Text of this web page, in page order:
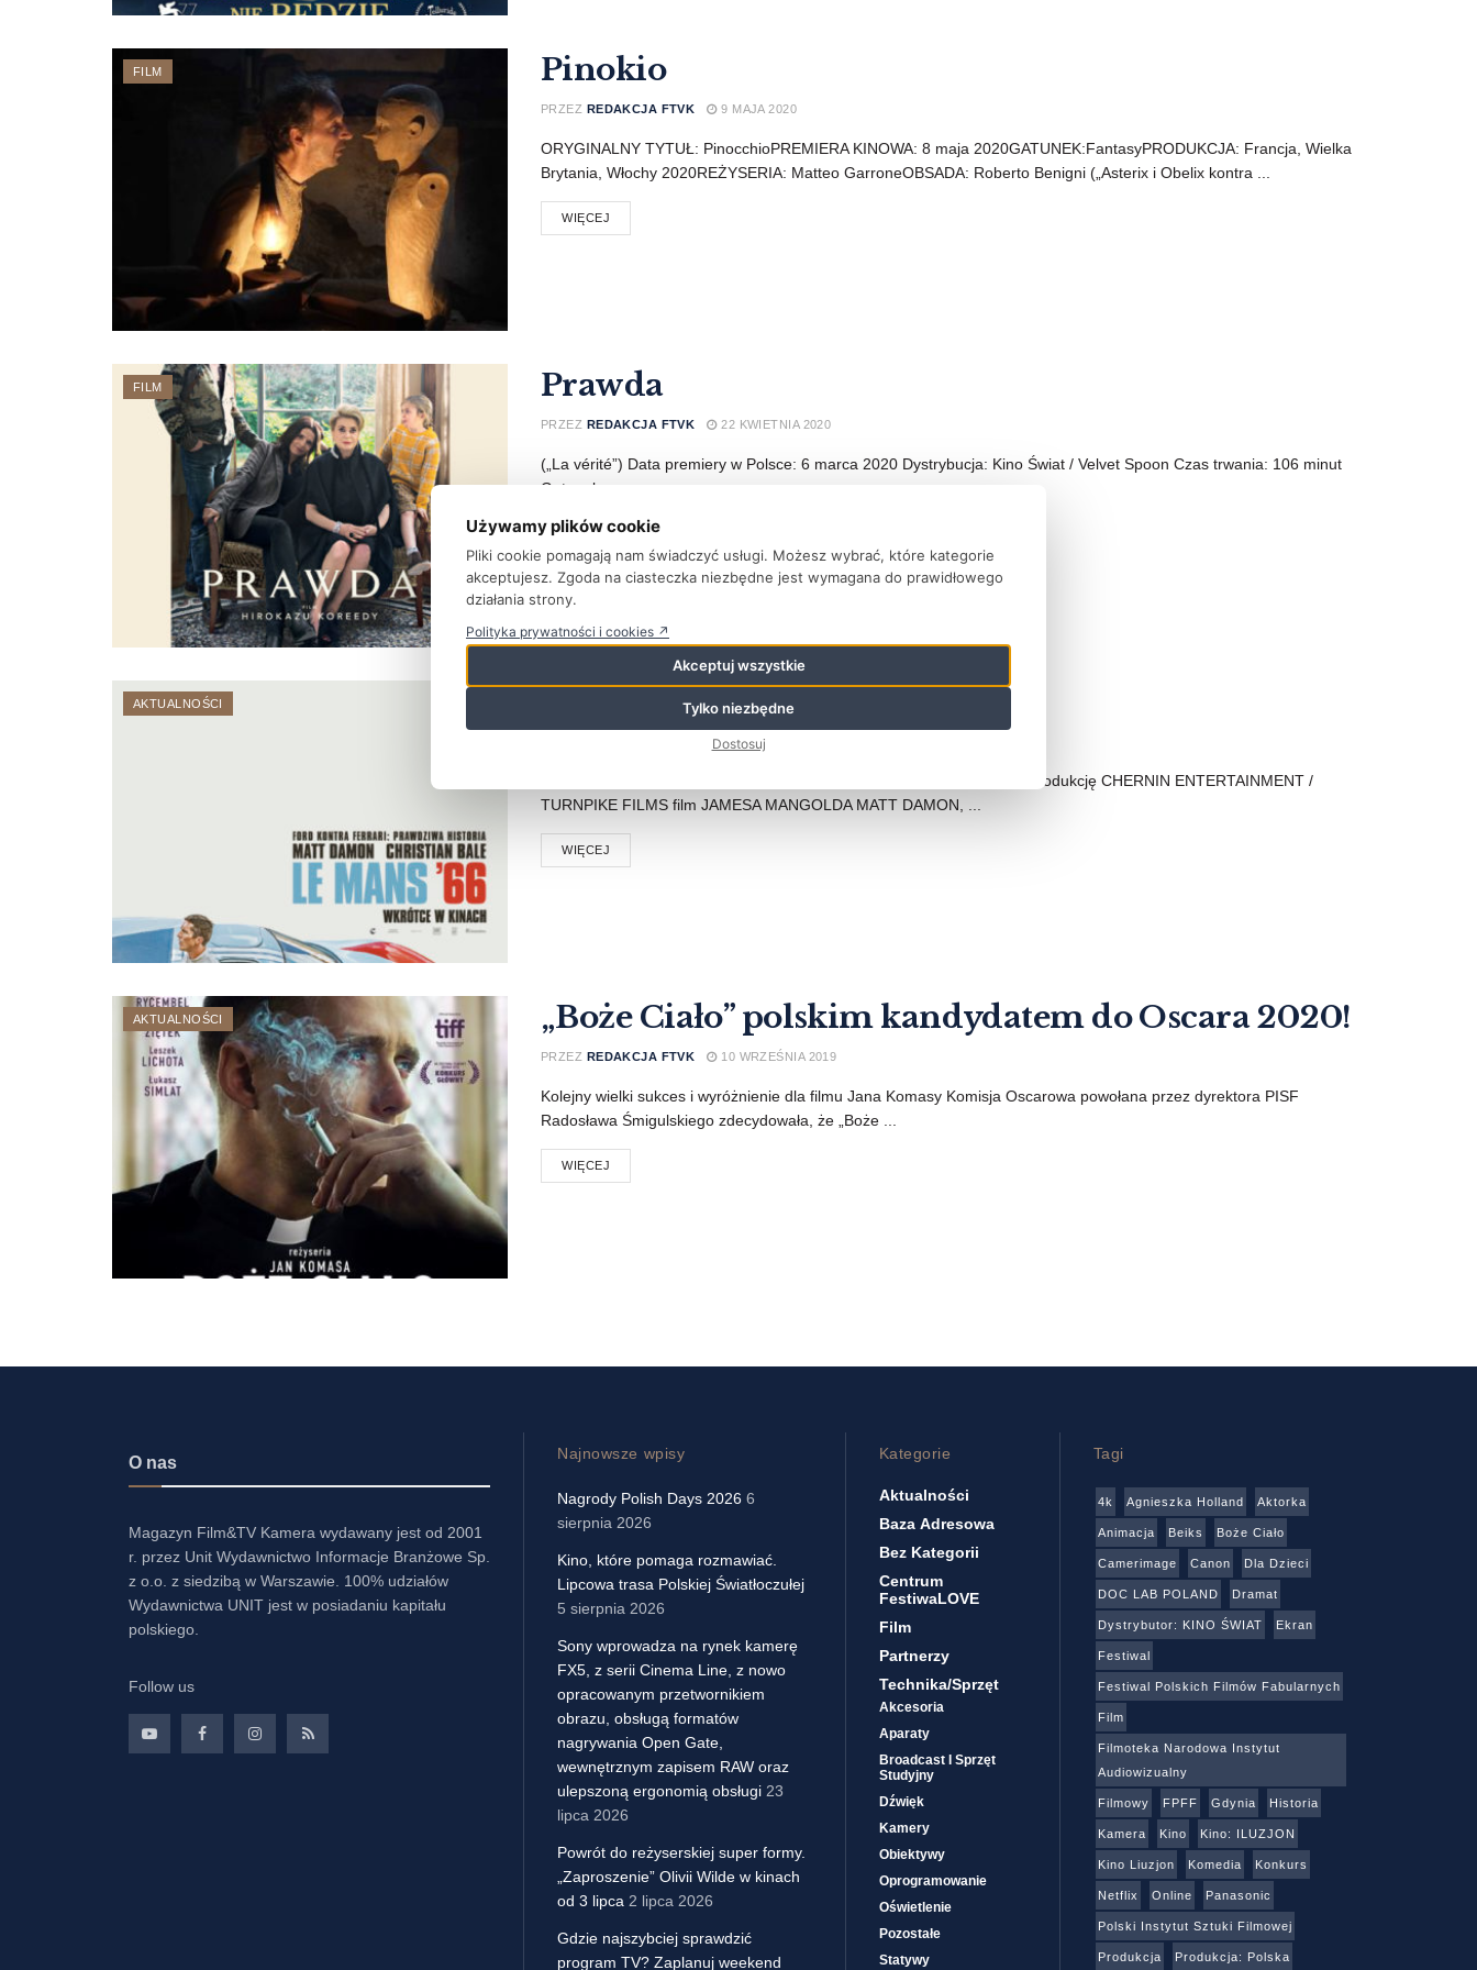
FILM Pinokio
PRZEZ REDAKCJA FTVK 9 MAJA 2020
ORYGINALNY TYTUŁ: PinocchioPREMIERA KINOWA: 8 maja 2020GATUNEK:FantasyPRODUKCJA: Francja, Wielka
Brytania, Włochy 2020REŻYSERIA: Matteo GarroneOBSADA: Roberto Benigni („Asterix i Obelix kontra ...
WIĘCEJ
FILM Prawda
PRZEZ REDAKCJA FTVK 22 KWIETNIA 2020
(„La vérité”) Data premiery w Polsce: 6 marca 2020 Dystrybucja: Kino Świat / Velvet Spoon Czas trwania: 106 minut
Gatunek: ...
WIĘCEJ
AKTUALNOŚCI LE MANS ’66
19 LISTOPADA 2019
Le Mans ‘66/Ford v Ferrari TWENTIETH CENTURY FOX przedstawia produkcję CHERNIN ENTERTAINMENT /
TURNPIKE FILMS film JAMESA MANGOLDA MATT DAMON, ...
WIĘCEJ
AKTUALNOŚCI „Boże Ciało” polskim kandydatem do Oscara 2020!
PRZEZ REDAKCJA FTVK 10 WRZEŚNIA 2019
Kolejny wielki sukces i wyróżnienie dla filmu Jana Komasy Komisja Oscarowa powołana przez dyrektora PISF
Radosława Śmigulskiego zdecydowała, że „Boże ...
WIĘCEJ
O nas
Magazyn Film&TV Kamera wydawany jest od 2001
r. przez Unit Wydawnictwo Informacje Branżowe Sp.
z o.o. z siedzibą w Warszawie. 100% udziałów
Wydawnictwa UNIT jest w posiadaniu kapitału
polskiego.
Follow us
Najnowsze wpisy
Nagrody Polish Days 2026 6
sierpnia 2026
Kino, które pomaga rozmawiać.
Lipcowa trasa Polskiej Światłoczułej
5 sierpnia 2026
Sony wprowadza na rynek kamerę
FX5, z serii Cinema Line, z nowo
opracowanym przetwornikiem
obrazu, obsługą formatów
nagrywania Open Gate,
wewnętrznym zapisem RAW oraz
ulepszoną ergonomią obsługi 23
lipca 2026
Powrót do reżyserskiej super formy.
„Zaproszenie” Olivii Wilde w kinach
od 3 lipca 2 lipca 2026
Gdzie najszybciej sprawdzić
program TV? Zaplanuj weekend
Kategorie
Aktualności
Baza Adresowa
Bez Kategorii
Centrum
FestiwaLOVE
Film
Partnerzy
Technika/sprzęt
Akcesoria
Aparaty
Broadcast I Sprzęt
Studyjny
Dźwięk
Kamery
Obiektywy
Oprogramowanie
Oświetlenie
Pozostałe
Statywy
Tagi
4k Agnieszka Holland Aktorka
Animacja Beiks Boże Ciało
Camerimage Canon Dla Dzieci
DOC LAB POLAND Dramat
Dystrybutor: KINO ŚWIAT Ekran
Festiwal
Festiwal Polskich Filmów Fabularnych
Film
Filmoteka Narodowa Instytut
Audiowizualny
Filmowy FPFF Gdynia Historia
Kamera Kino Kino: ILUZJON
Kino Liuzjon Komedia Konkurs
Netflix Online Panasonic
Polski Instytut Sztuki Filmowej
Produkcja Produkcja: Polska
Używamy plików cookie
Pliki cookie pomagają nam świadczyć usługi. Możesz wybrać, które kategorie
akceptujesz. Zgoda na ciasteczka niezbędne jest wymagana do prawidłowego
działania strony.
Polityka prywatności i cookies ↗
Akceptuj wszystkie
Tylko niezbędne
Dostosuj